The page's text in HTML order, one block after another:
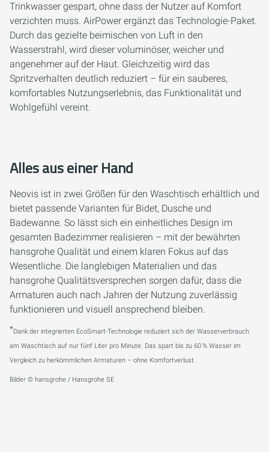
Trinkwasser gespart, ohne dass der Nutzer auf Komfort
verzichten muss. AirPower ergänzt das Technologie-Paket.
Durch das gezielte beimischen von Luft in den
Wasserstrahl, wird dieser voluminöser, weicher und
angenehmer auf der Haut. Gleichzeitig wird das
Spritzverhalten deutlich reduziert – für ein sauberes,
komfortables Nutzungserlebnis, das Funktionalität und
Wohlgefühl vereint.
Alles aus einer Hand
Neovis ist in zwei Größen für den Waschtisch erhältlich und
bietet passende Varianten für Bidet, Dusche und
Badewanne. So lässt sich ein einheitliches Design im
gesamten Badezimmer realisieren – mit der bewährten
hansgrohe Qualität und einem klaren Fokus auf das
Wesentliche. Die langlebigen Materialien und das
hansgrohe Qualitätsversprechen sorgen dafür, dass die
Armaturen auch nach Jahren der Nutzung zuverlässig
funktionieren und visuell ansprechend bleiben.
*Dank der integrierten EcoSmart-Technologie reduziert sich der Wasserverbrauch
am Waschtisch auf nur fünf Liter pro Minute. Das spart bis zu 60 % Wasser im
Vergleich zu herkömmlichen Armaturen – ohne Komfortverlust.
Bilder © hansgrohe / Hansgrohe SE